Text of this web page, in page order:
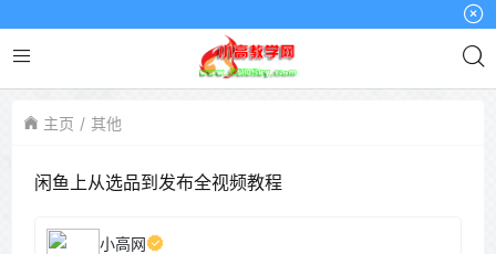
小
主页 其他
闲鱼上从选品到发布全视频教程
小高网